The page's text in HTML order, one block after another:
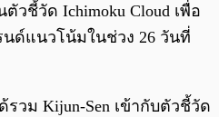
วชี้วัด Ichimoku Cloud เพื่อ
ด์แนวโน้มในช่วง 26 วันที่
วม Kijun-Sen เข้ากับตัวชี้วัด